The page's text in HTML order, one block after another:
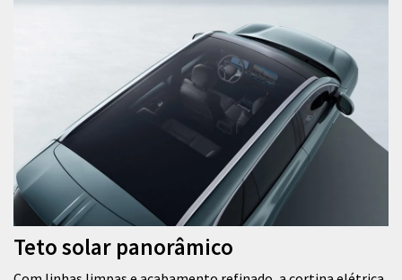
Teto solar panorâmico